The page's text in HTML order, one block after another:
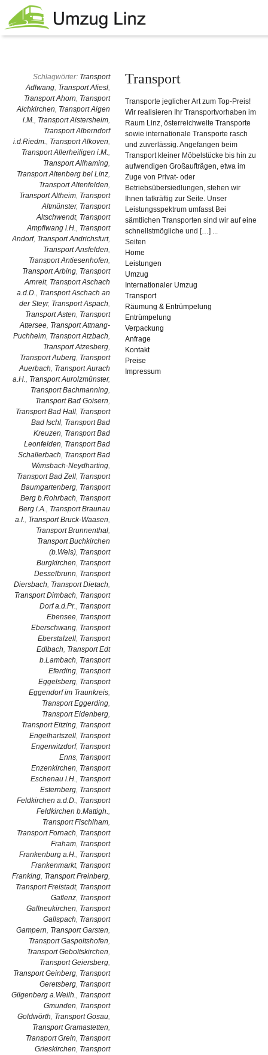
Schlagwörter: Transport
Adlwang, Transport Afiesl,
Transport Ahorn, Transport
Aichkirchen, Transport Aigen
i.M., Transport Aistersheim,
Transport Alberndorf
i.d.Riedm., Transport Alkoven,
Transport Allerheiligen i.M.,
Transport Allhaming,
Transport Altenberg bei Linz,
Transport Altenfelden,
Transport Altheim, Transport
Altmünster, Transport
Altschwendt, Transport
Ampflwang i.H., Transport
Andorf, Transport Andrichsfurt,
Transport Ansfelden,
Transport Antiesenhofen,
Transport Arbing, Transport
Arnreit, Transport Aschach
a.d.D., Transport Aschach an
der Steyr, Transport Aspach,
Transport Asten, Transport
Attersee, Transport Attnang-
Puchheim, Transport Atzbach,
Transport Atzesberg,
Transport Auberg, Transport
Auerbach, Transport Aurach
a.H., Transport Aurolzmünster,
Transport Bachmanning,
Transport Bad Goisern,
Transport Bad Hall, Transport
Bad Ischl, Transport Bad
Kreuzen, Transport Bad
Leonfelden, Transport Bad
Schallerbach, Transport Bad
Wimsbach-Neydharting,
Transport Bad Zell, Transport
Baumgartenberg, Transport
Berg b.Rohrbach, Transport
Berg i.A., Transport Braunau
a.I., Transport Bruck-Waasen,
Transport Brunnenthal,
Transport Buchkirchen
(b.Wels), Transport
Burgkirchen, Transport
Desselbrunn, Transport
Diersbach, Transport Dietach,
Transport Dimbach, Transport
Dorf a.d.Pr., Transport
Ebensee, Transport
Eberschwang, Transport
Eberstalzell, Transport
Edlbach, Transport Edt
b.Lambach, Transport
Eferding, Transport
Eggelsberg, Transport
Eggendorf im Traunkreis,
Transport Eggerding,
Transport Eidenberg,
Transport Eitzing, Transport
Engelhartszell, Transport
Engerwitzdorf, Transport
Enns, Transport
Enzenkirchen, Transport
Eschenau i.H., Transport
Esternberg, Transport
Feldkirchen a.d.D., Transport
Feldkirchen b.Mattigh.,
Transport Fischlham,
Transport Fornach, Transport
Fraham, Transport
Frankenburg a.H., Transport
Frankenmarkt, Transport
Franking, Transport Freinberg,
Transport Freistadt, Transport
Gaflenz, Transport
Gallneukirchen, Transport
Gallspach, Transport
Gampern, Transport Garsten,
Transport Gaspoltshofen,
Transport Geboltskirchen,
Transport Geiersberg,
Transport Geinberg, Transport
Geretsberg, Transport
Gilgenberg a.Weilh., Transport
Gmunden, Transport
Goldwörth, Transport Gosau,
Transport Gramastetten,
Transport Grein, Transport
Grieskirchen, Transport
Transport
Transporte jeglicher Art zum Top-Preis!
Wir realisieren Ihr Transportvorhaben im
Raum Linz, österreichweite Transporte
sowie internationale Transporte rasch
und zuverlässig. Angefangen beim
Transport kleiner Möbelstücke bis hin zu
aufwendigen Großaufträgen, etwa im
Zuge von Privat- oder
Betriebsübersiedlungen, stehen wir
Ihnen tatkräftig zur Seite. Unser
Leistungsspektrum umfasst Bei
sämtlichen Transporten sind wir auf eine
schnellstmögliche und […] ...
Seiten
Home
Leistungen
Umzug
Internationaler Umzug
Transport
Räumung & Entrümpelung
Entrümpelung
Verpackung
Anfrage
Kontakt
Preise
Impressum